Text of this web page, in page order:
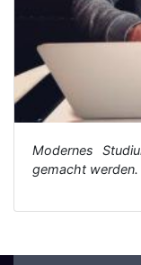
Modernes
gemacht werden.